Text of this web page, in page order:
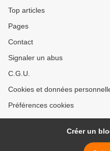
Top articles
Pages
Contact
Signaler un abus
C.G.U.
Cookies et données
Préférences cookies
Créer un